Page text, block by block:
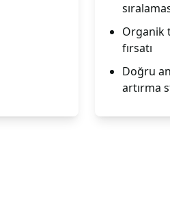
Organik
fırsatı
Doğru
artırma